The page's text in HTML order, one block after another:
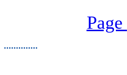
..............